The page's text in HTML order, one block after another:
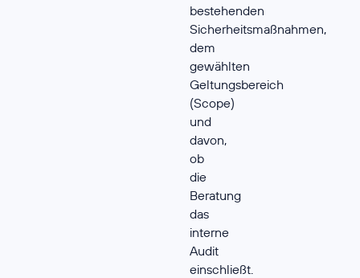
bestehenden
Sicherheitsmaßnahmen,
dem
gewählten
Geltungsbereich
(Scope)
und
davon,
ob
die
Beratung
das
interne
Audit
einschließt.